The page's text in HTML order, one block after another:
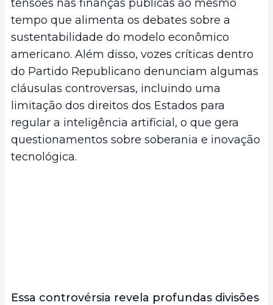
tensões nas finanças públicas ao mesmo
tempo que alimenta os debates sobre a
sustentabilidade do modelo econômico
americano. Além disso, vozes críticas dentro
do Partido Republicano denunciam algumas
cláusulas controversas, incluindo uma
limitação dos direitos dos Estados para
regular a inteligência artificial, o que gera
questionamentos sobre soberania e inovação
tecnológica.
Essa controvérsia revela profundas divisões